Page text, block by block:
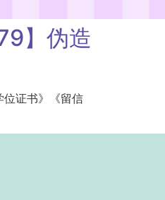
】伪造
证书》《留信